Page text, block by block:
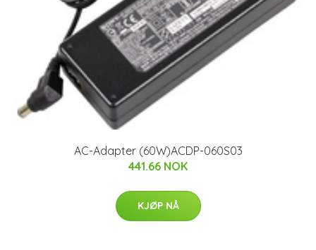
AC-Adapter (60W)ACDP-060S03
441.66 NOK
KJØP NÅ